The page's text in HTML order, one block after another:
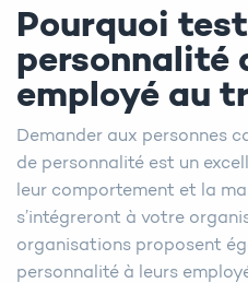
Pourquoi
personnalité
employé au
Demander aux personnes
de personnalité est un
leur comportement et la
s’intégreront à votre
organisations proposent
personnalité à leurs